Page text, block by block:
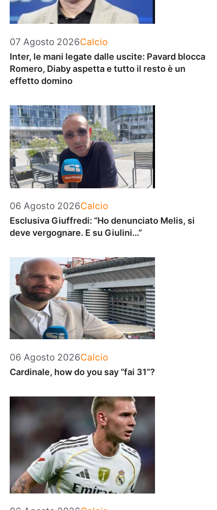
07 Agosto 2026Categorie
Calcio
Inter, le mani legate dalle uscite: Pavard blocca
Romero, Diaby aspetta e tutto il resto è un
effetto domino
06 Agosto 2026Categorie
Calcio
Esclusiva Giuffredi: “Ho denunciato Melis, si
deve vergognare. E su Giulini…”
06 Agosto 2026Categorie
Calcio
Cardinale, how do you say “fai 31”?